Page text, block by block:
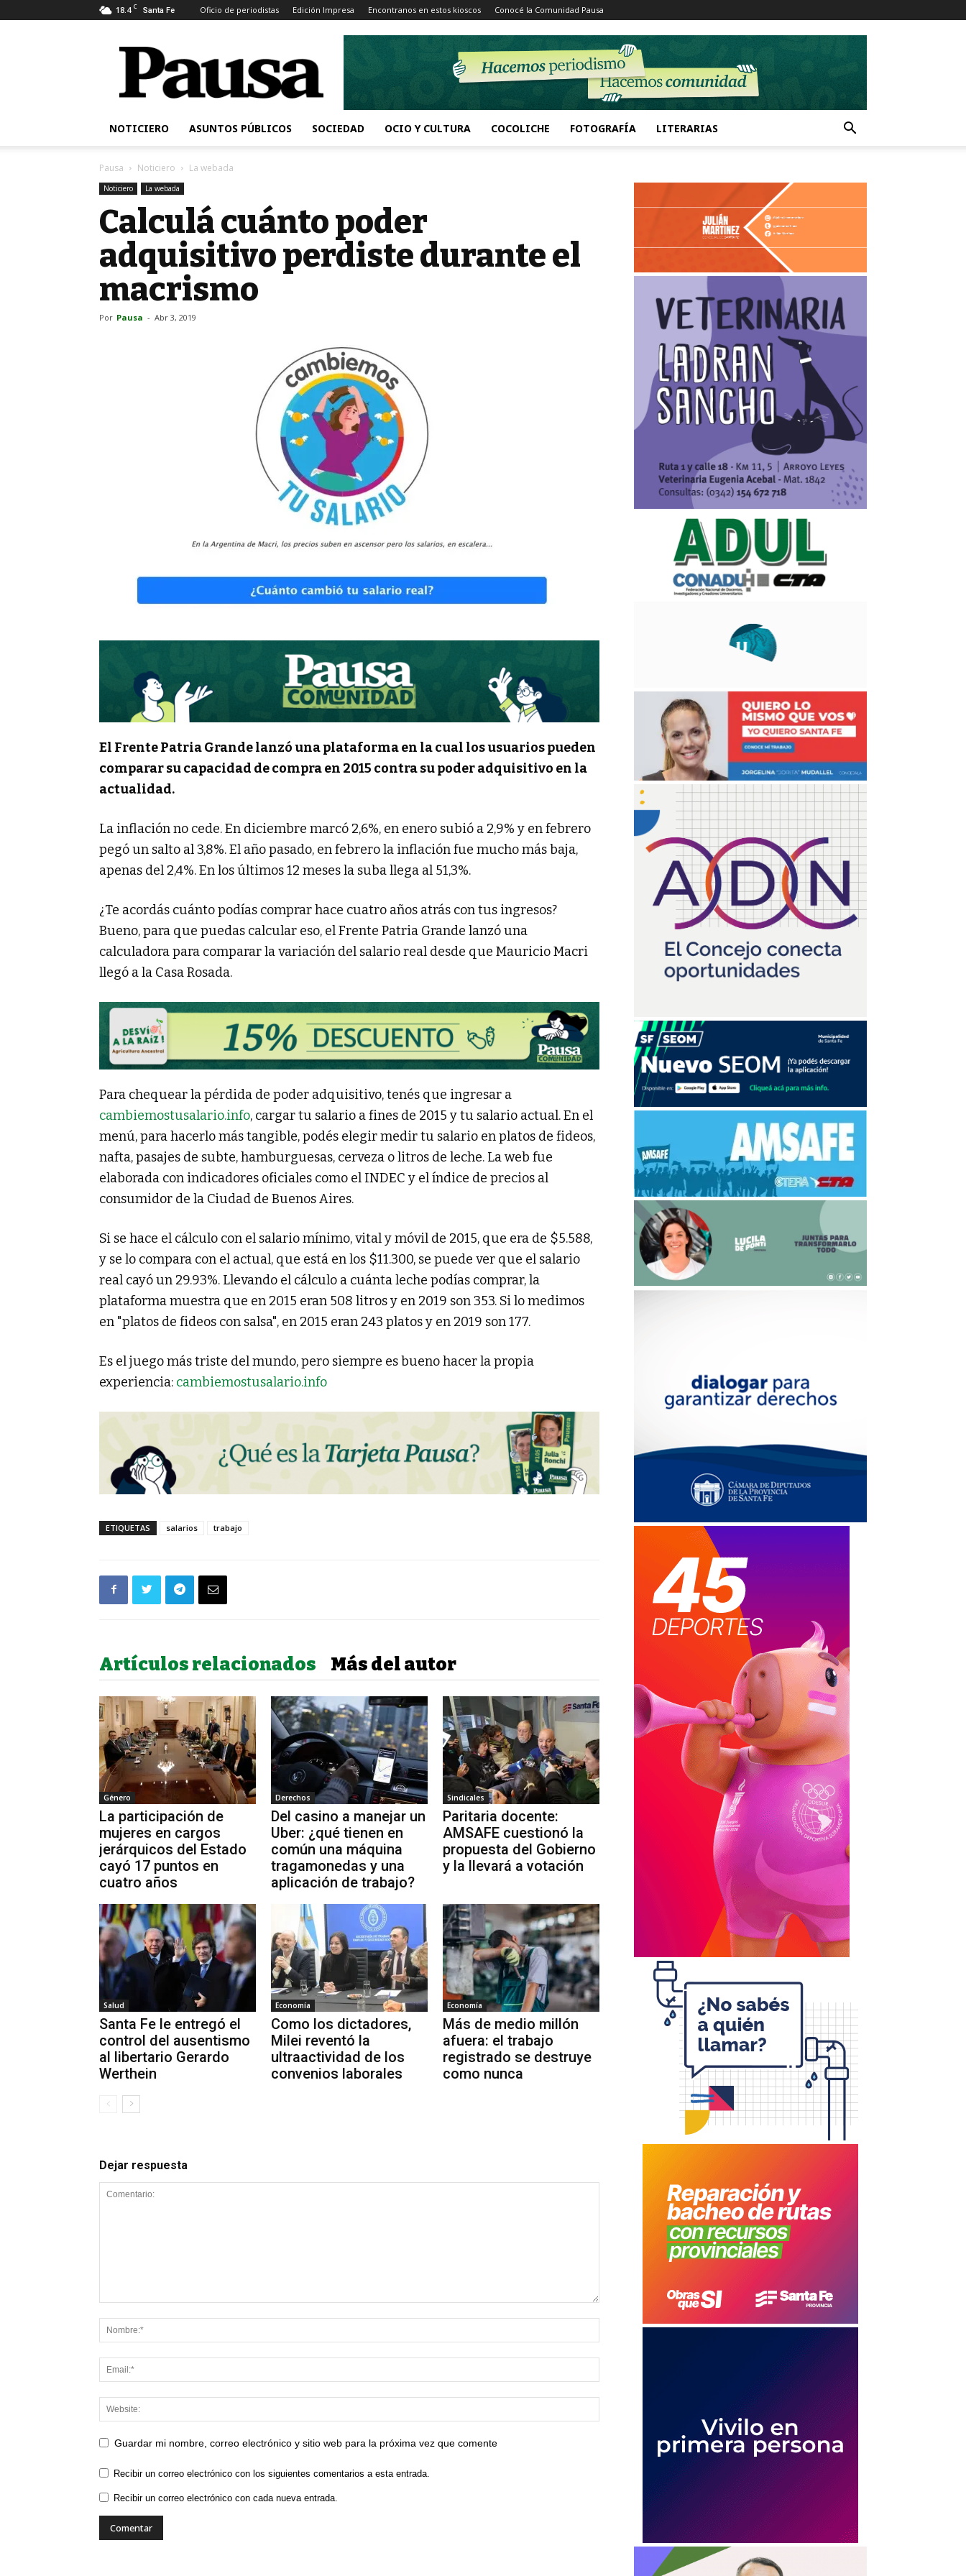
18.4 C Santa Fe Oficio de periodistas Edición Impresa Encontranos en estos kioscos Conocé la Comunidad Pausa
Pausa
NOTICIERO ASUNTOS PÚBLICOS SOCIEDAD OCIO Y CULTURA COCOLICHE FOTOGRAFÍA LITERARIAS
Pausa Noticiero La webada
Noticiero La webada
Calculá cuánto poder
adquisitivo perdiste durante el
macrismo
Por Pausa - Abr 3, 2019
El Frente Patria Grande lanzó una plataforma en la cual los usuarios pueden
comparar su capacidad de compra en 2015 contra su poder adquisitivo en la
actualidad.
La inflación no cede. En diciembre marcó 2,6%, en enero subió a 2,9% y en febrero
pegó un salto al 3,8%. El año pasado, en febrero la inflación fue mucho más baja,
apenas del 2,4%. En los últimos 12 meses la suba llega al 51,3%.
¿Te acordás cuánto podías comprar hace cuatro años atrás con tus ingresos?
Bueno, para que puedas calcular eso, el Frente Patria Grande lanzó una
calculadora para comparar la variación del salario real desde que Mauricio Macri
llegó a la Casa Rosada.
Para chequear la pérdida de poder adquisitivo, tenés que ingresar a
cambiemostusalario.info, cargar tu salario a fines de 2015 y tu salario actual. En el
menú, para hacerlo más tangible, podés elegir medir tu salario en platos de fideos,
nafta, pasajes de subte, hamburguesas, cerveza o litros de leche. La web fue
elaborada con indicadores oficiales como el INDEC y el índice de precios al
consumidor de la Ciudad de Buenos Aires.
Si se hace el cálculo con el salario mínimo, vital y móvil de 2015, que era de $5.588,
y se lo compara con el actual, que está en los $11.300, se puede ver que el salario
real cayó un 29.93%. Llevando el cálculo a cuánta leche podías comprar, la
plataforma muestra que en 2015 eran 508 litros y en 2019 son 353. Si lo medimos
en "platos de fideos con salsa", en 2015 eran 243 platos y en 2019 son 177.
Es el juego más triste del mundo, pero siempre es bueno hacer la propia
experiencia: cambiemostusalario.info
ETIQUETAS salarios trabajo
Artículos relacionados Más del autor
Género
La participación de
mujeres en cargos
jerárquicos del Estado
cayó 17 puntos en
cuatro años
Derechos
Del casino a manejar un
Uber: ¿qué tienen en
común una máquina
tragamonedas y una
aplicación de trabajo?
Sindicales
Paritaria docente:
AMSAFE cuestionó la
propuesta del Gobierno
y la llevará a votación
Salud
Santa Fe le entregó el
control del ausentismo
al libertario Gerardo
Werthein
Economía
Como los dictadores,
Milei reventó la
ultraactividad de los
convenios laborales
Economía
Más de medio millón
afuera: el trabajo
registrado se destruye
como nunca
Dejar respuesta
Guardar mi nombre, correo electrónico y sitio web para la próxima vez que comente
Recibir un correo electrónico con los siguientes comentarios a esta entrada.
Recibir un correo electrónico con cada nueva entrada.